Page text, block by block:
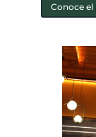
Conoce el